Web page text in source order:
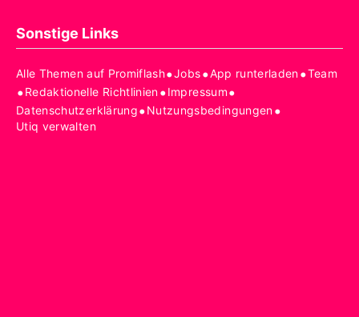
Sonstige Links
Alle Themen auf Promiflash•Jobs•App runterladen•Team
•Redaktionelle Richtlinien•Impressum•
Datenschutzerklärung•Nutzungsbedingungen•
Utiq verwalten